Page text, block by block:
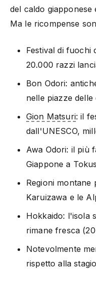
del caldo giapponese
Ma le ricompense
Festival di fuochi
20.000 razzi
Bon Odori:
nelle piazze
Gion Matsuri: il
dall'UNESCO,
Awa Odori: il più
Giappone a
Regioni
Karuizawa e le
Hokkaido: l'isola
rimane fresca
Notevolmente
rispetto alla